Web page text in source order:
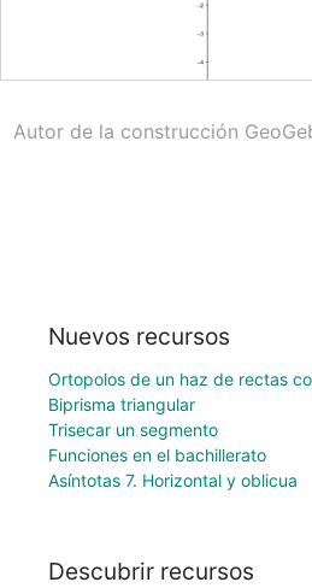
Autor de la construcción
Nuevos recursos
Ortopolos de un haz de rectas
Biprisma triangular
Trisecar un segmento
Funciones en el bachillerato
Asíntotas 7. Horizontal y oblicua
Descubrir recursos